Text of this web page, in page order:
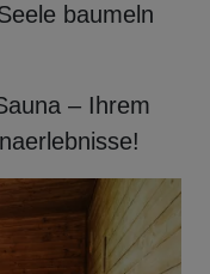
baumeln
– Ihrem